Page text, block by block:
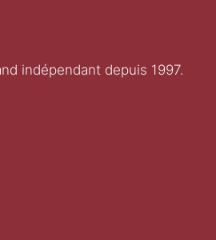
indépendant depuis 1997.